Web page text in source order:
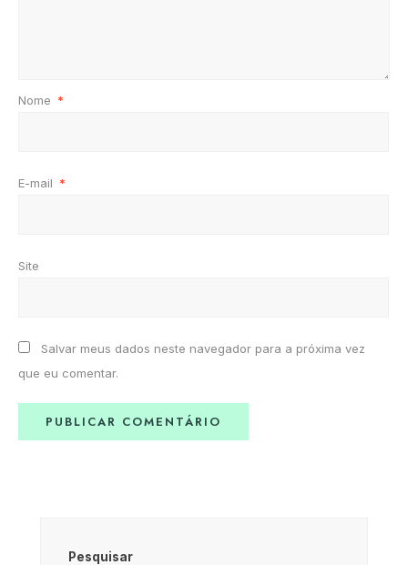
Nome *
E-mail *
Site
Salvar meus dados neste navegador para a próxima vez
que eu comentar.
Pesquisar